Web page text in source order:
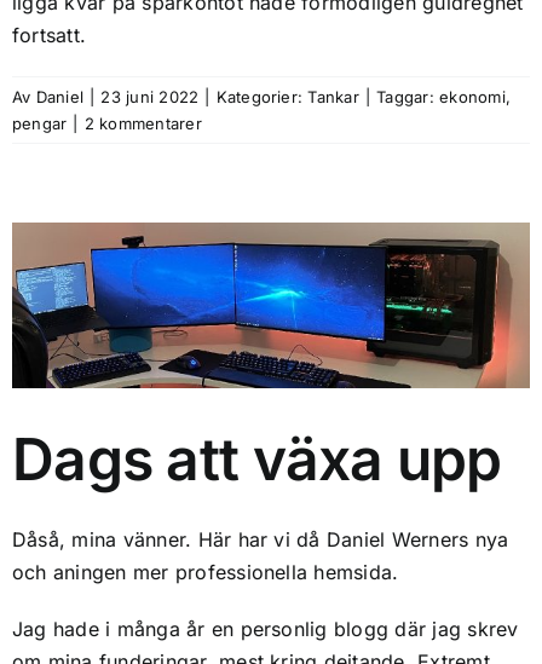
fortsatt.
Av Daniel 23 juni 2022 Kategorier:Tankar Taggar:ekonomi,
pengar
2 kommentarer
Dags att växa upp
Tankar
Dags att växa upp
Dåså, mina vänner. Här har vi då Daniel Werners nya
och aningen mer professionella hemsida.
Jag hade i många år en personlig blogg där jag skrev